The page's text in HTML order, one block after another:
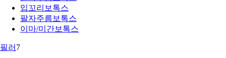
입꼬리보톡스
팔자주름보톡스
이마/미간보톡스
필러 7